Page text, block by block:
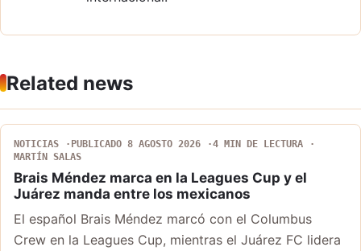
Related news
NOTICIAS PUBLICADO 8 AGOSTO 2026
4 MIN DE LECTURA
MARTÍN SALAS
Brais Méndez marca en la Leagues Cup y el
Juárez manda entre los mexicanos
El español Brais Méndez marcó con el Columbus
Crew en la Leagues Cup, mientras el Juárez FC lidera